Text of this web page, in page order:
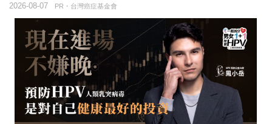
PR・台灣癌症基金會
2026-08-07